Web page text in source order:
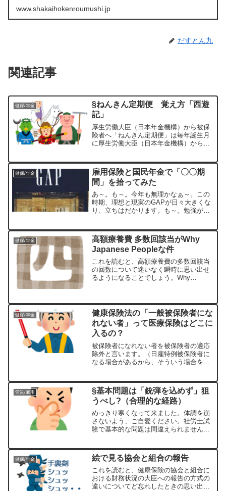
www.shakaihokenroumushi.jp
だすとん九
関連記事
健保/年金
§ねんきん定期便 覚え方「西遊
記」
厚生労働大臣（日本年金機構）から被保
険者へ「ねんきん定期便」は毎年誕生月
に厚生労働大臣（日本年金機構）から被
が、次の３つの年齢の誕生月の時だけ、
特別に今までの全ての期間の...
健保/年金
雇用保険と国民年金で「〇〇期
間」を拾ってみた
あ～。も～。今年も無理かなぁ～。この
時期、理想と現実のGAPが日々大きくな
り、立ちはだかります。も～。勉強がに
日々、計画修正してやったぜ～。スギち
ゃん（イメージ）ワイルド...
健保/年金
高額療養費 多数回該当がWhy
Japanese Peopleな件
これを読むと、高額療養費の多数回該当
の回数について迷いなく瞬時に思い出せ
るようになることでしょう。Why
ち）」２・・「二（に）」厚切りジェイ
ソン風２・・「...
健保/年金
健康保険法の「一般被保険者にな
れない者」って医療保険はどこに
入るの？
被保険者になれない者を被保険者の適応
除外と言います。（日雇特例被保険者に
なる場合があるから、そういう場合を除
り切って解釈するに、一般被保険者の適
用除外を学習しよう！と思...
労災/雇用
§基本問題は「銃弾を込めず」狙
うべし?（合理的な経路）
めっきり寒くなって来ました。体調を崩
さないよう、ご自愛ください。社労士試
験で基本的な問題は間違えられません
ルの自分には想像出来ないもどかしさが
あります。不安解消の情報収...
健保/年金 絵で見る協会と組合の報告
これを読むと、健康保険の協会と組合に
おける財務状況の大臣への報告の方式の
違いについてど忘れしたときの思い出し